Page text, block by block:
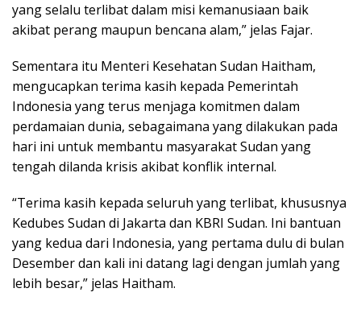
yang selalu terlibat dalam misi kemanusiaan baik
akibat perang maupun bencana alam,” jelas Fajar.
Sementara itu Menteri Kesehatan Sudan Haitham,
mengucapkan terima kasih kepada Pemerintah
Indonesia yang terus menjaga komitmen dalam
perdamaian dunia, sebagaimana yang dilakukan pada
hari ini untuk membantu masyarakat Sudan yang
tengah dilanda krisis akibat konflik internal.
“Terima kasih kepada seluruh yang terlibat, khususnya
Kedubes Sudan di Jakarta dan KBRI Sudan. Ini bantuan
yang kedua dari Indonesia, yang pertama dulu di bulan
Desember dan kali ini datang lagi dengan jumlah yang
lebih besar,” jelas Haitham.